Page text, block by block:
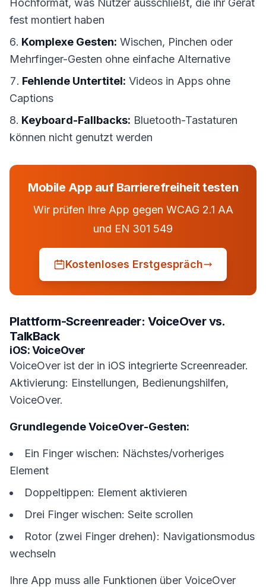
fest montiert haben
Komplexe Gesten: Wischen, Pinchen oder
Mehrfinger-Gesten ohne einfache Alternative
Fehlende Untertitel: Videos in Apps ohne
Captions
Keyboard-Fallbacks: Bluetooth-Tastaturen
können nicht genutzt werden
Mobile App auf Barrierefreiheit testen
Wir prüfen Ihre App gegen WCAG 2.1 AA
und EN 301 549
Kostenloses Erstgespräch
Plattform-Screenreader: VoiceOver vs.
TalkBack
iOS: VoiceOver
VoiceOver ist der in iOS integrierte Screenreader.
Aktivierung: Einstellungen, Bedienungshilfen,
VoiceOver.
Grundlegende VoiceOver-Gesten:
Ein Finger wischen: Nächstes/vorheriges
Element
Doppeltippen: Element aktivieren
Drei Finger wischen: Seite scrollen
Rotor (zwei Finger drehen): Navigationsmodus
wechseln
Ihre App muss alle Funktionen über VoiceOver